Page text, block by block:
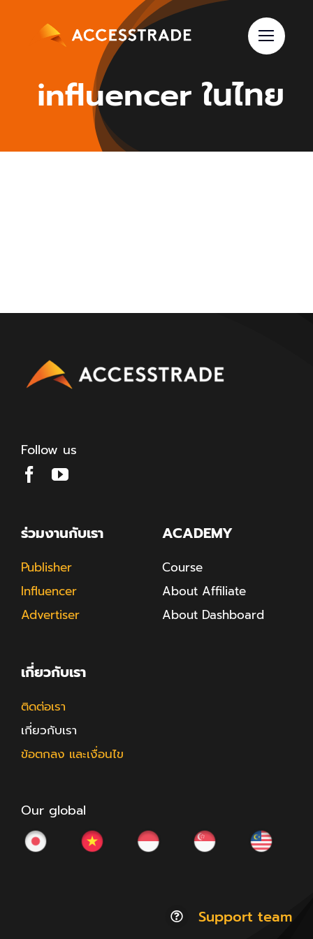
influencer ในไทย
Follow us
ร่วมงานกับเรา
Publisher
Influencer
Advertiser
ACADEMY
Course
About Affiliate
About Dashboard
เกี่ยวกับเรา
ติดต่อเรา
เกี่ยวกับเรา
ข้อตกลง และเงื่อนไข
Our global
Support team